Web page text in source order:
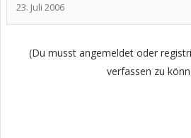
23. Juli 2006
(Du musst angemeldet oder
verfassen zu